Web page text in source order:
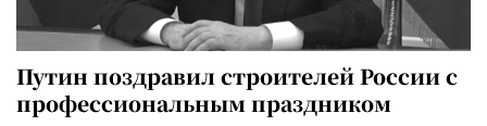
Путин поздравил строителей России с
профессиональным праздником